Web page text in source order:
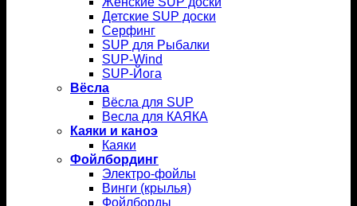
Детские SUP доски
Серфинг
SUP для Рыбалки
SUP-Wind
SUP-Йога
Вёсла
Вёсла для SUP
Весла для КАЯКА
Каяки и каноэ
Каяки
Фойлбординг
Электро-фойлы
Винги (крылья)
Фойлборды